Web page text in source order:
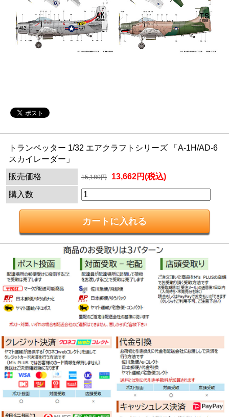
トランペッター 1/32 エアクラフトシリーズ 「A-1H/AD-6
スカイレーダー」
販売価格
15,180円 13,662円(税込)
購入数